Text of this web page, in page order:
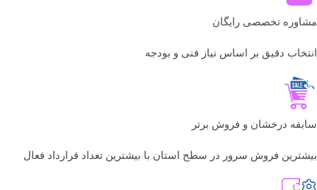
مشاوره تخصصی رایگان
انتخاب دقیق بر اساس نیاز فنی و بودجه
سابقه درخشان و فروش برتر
بیشترین فروش سرور در سطح استان با بیشترین تعداد قرارداد فعال